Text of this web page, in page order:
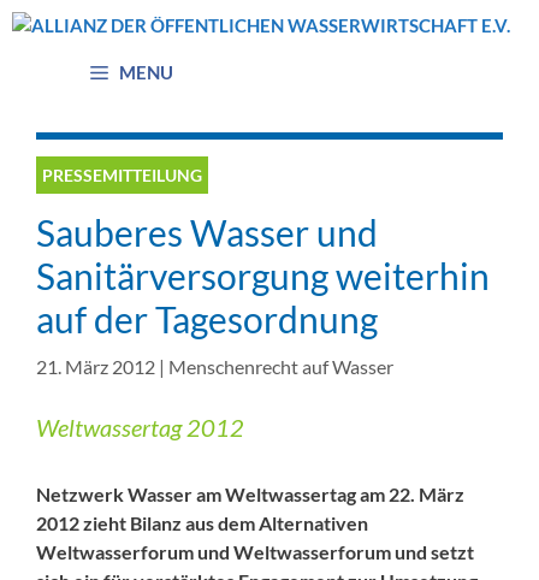
Zum
MENU
PRESSEMITTEILUNG
Sauberes Wasser und
Sanitärversorgung weiterhin
auf der Tagesordnung
21. März 2012 | Menschenrecht auf Wasser
Weltwassertag 2012
Netzwerk Wasser am Weltwassertag am 22. März
2012 zieht Bilanz aus dem Alternativen
Weltwasserforum und Weltwasser­forum und setzt